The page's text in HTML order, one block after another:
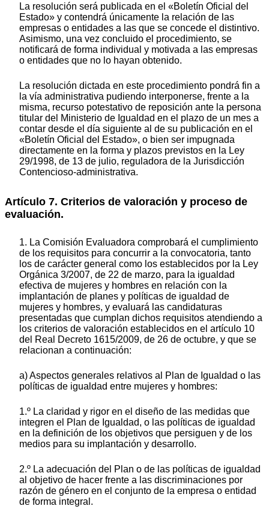
La resolución será publicada en el «Boletín Oficial del
Estado» y contendrá únicamente la relación de las
empresas o entidades a las que se concede el distintivo.
Asimismo, una vez concluido el procedimiento, se
notificará de forma individual y motivada a las empresas
o entidades que no lo hayan obtenido.
La resolución dictada en este procedimiento pondrá fin a
la vía administrativa pudiendo interponerse, frente a la
misma, recurso potestativo de reposición ante la persona
titular del Ministerio de Igualdad en el plazo de un mes a
contar desde el día siguiente al de su publicación en el
«Boletín Oficial del Estado», o bien ser impugnada
directamente en la forma y plazos previstos en la Ley
29/1998, de 13 de julio, reguladora de la Jurisdicción
Contencioso-administrativa.
Artículo 7. Criterios de valoración y proceso de
evaluación.
1. La Comisión Evaluadora comprobará el cumplimiento
de los requisitos para concurrir a la convocatoria, tanto
los de carácter general como los establecidos por la Ley
Orgánica 3/2007, de 22 de marzo, para la igualdad
efectiva de mujeres y hombres en relación con la
implantación de planes y políticas de igualdad de
mujeres y hombres, y evaluará las candidaturas
presentadas que cumplan dichos requisitos atendiendo a
los criterios de valoración establecidos en el artículo 10
del Real Decreto 1615/2009, de 26 de octubre, y que se
relacionan a continuación:
a) Aspectos generales relativos al Plan de Igualdad o las
políticas de igualdad entre mujeres y hombres:
1.º La claridad y rigor en el diseño de las medidas que
integren el Plan de Igualdad, o las políticas de igualdad
en la definición de los objetivos que persiguen y de los
medios para su implantación y desarrollo.
2.º La adecuación del Plan o de las políticas de igualdad
al objetivo de hacer frente a las discriminaciones por
razón de género en el conjunto de la empresa o entidad
de forma integral.